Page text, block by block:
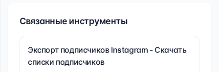
Связанные инструменты
Экспорт подписчиков Instagram - Скачать
списки подписчиков